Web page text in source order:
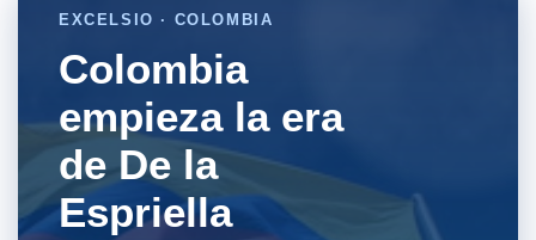
EXCELSIO · COLOMBIA
Colombia
empieza la era
de De la
Espriella